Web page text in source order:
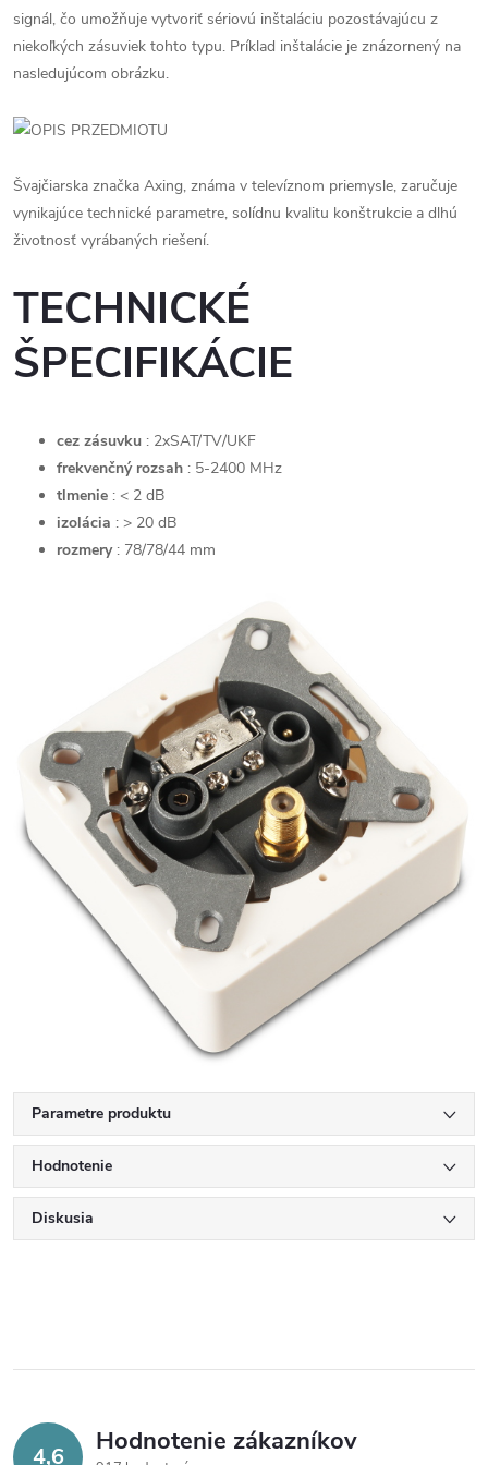
signál, čo umožňuje vytvoriť sériovú inštaláciu pozostávajúcu z
niekoľkých zásuviek tohto typu. Príklad inštalácie je znázornený na
nasledujúcom obrázku.
Švajčiarska značka Axing, známa v televíznom priemysle, zaručuje
vynikajúce technické parametre, solídnu kvalitu konštrukcie a dlhú
životnosť vyrábaných riešení.
TECHNICKÉ
ŠPECIFIKÁCIE
cez zásuvku : 2xSAT/TV/UKF
frekvenčný rozsah : 5-2400 MHz
tlmenie : < 2 dB
izolácia : > 20 dB
rozmery : 78/78/44 mm
Parametre produktu
Hodnotenie
Diskusia
4,6 Hodnotenie zákazníkov